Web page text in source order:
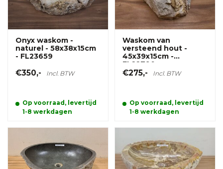
Onyx waskom -
naturel - 58x38x15cm
- FL23659
€350,- Incl. BTW
Op voorraad, levertijd
1-8 werkdagen
Waskom van
versteend hout -
45x39x15cm -
FL22790
€275,- Incl. BTW
Op voorraad, levertijd
1-8 werkdagen